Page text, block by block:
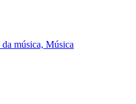
música, Música